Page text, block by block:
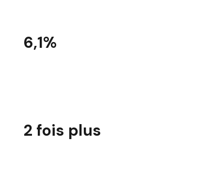
6,1%
2 fois plus